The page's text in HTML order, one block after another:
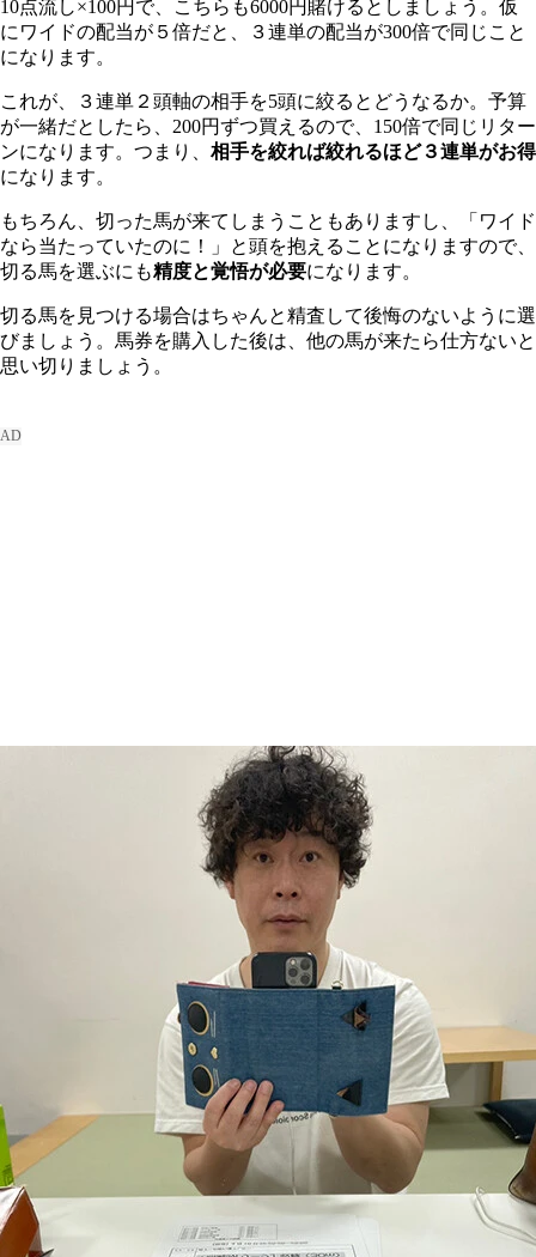
10点流し×100円で、こちらも6000円賭けるとしましょう。仮
にワイドの配当が５倍だと、３連単の配当が300倍で同じこと
になります。
これが、３連単２頭軸の相手を5頭に絞るとどうなるか。予算
が一緒だとしたら、200円ずつ買えるので、150倍で同じリター
ンになります。つまり、 相手を絞れば絞れるほど３連単がお得
になります。
もちろん、切った馬が来てしまうこともありますし、「ワイド
なら当たっていたのに！」と頭を抱えることになりますので、
切る馬を選ぶにも精度と覚悟が必要になります。
切る馬を見つける場合はちゃんと精査して後悔のないように選
びましょう。馬券を購入した後は、他の馬が来たら仕方ないと
思い切りましょう。